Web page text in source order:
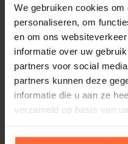
We gebruiken cookies
personaliseren, om
en om ons
informatie over uw
partners voor social
partners kunnen deze
informatie die u aan ze
verzameld op basis van